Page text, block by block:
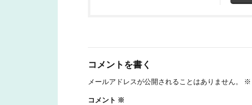
コメントを書く
メールアドレスが公開されることはありません。 ※
コメント ※